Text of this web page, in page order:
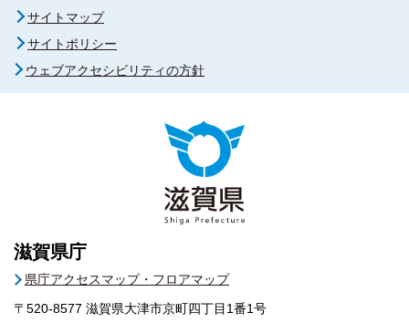
サイトマップ
サイトポリシー
ウェブアクセシビリティの方針
滋賀県庁
県庁アクセスマップ・フロアマップ
〒520-8577 滋賀県大津市京町四丁目1番1号